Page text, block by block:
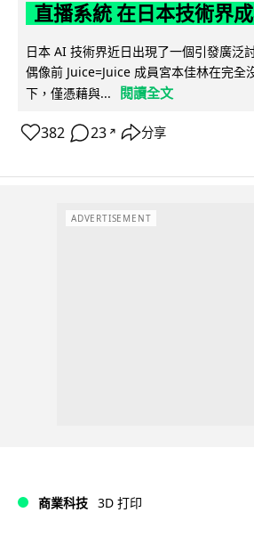
直播系統 在日本技術界
日本 AI 技術界近日出現了一個引發廣泛
偶像前 Juice=Juice 成員宮本佳林在完全
下，僅憑藉與...
閱讀全文
382 23 ↗ 分享
ADVERTISEMENT
商業科技 3D 打印